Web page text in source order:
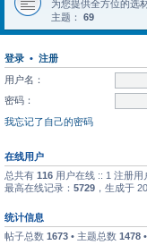
为您提供全方位的选
主题： 69
登录 • 注册
用户名：
密码：
我忘记了自己的密码
在线用户
总共有 116 用户在线 :: 1 注册
最高在线记录： 5729 ，生成于
统计信息
帖子总数 1673 • 主题总数 1478